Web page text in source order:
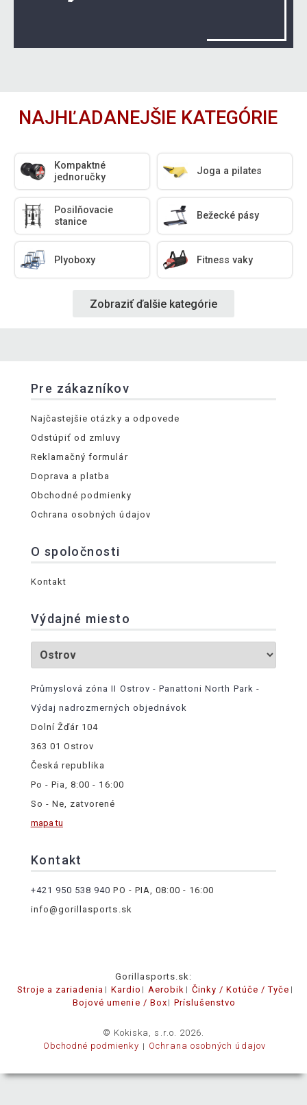
NAJHĽADANEJŠIE KATEGÓRIE
Kompaktné
jednoručky
Joga a pilates
Posilňovacie
stanice
Bežecké pásy
Plyoboxy Fitness vaky
Zobraziť ďalšie kategórie
Pre zákazníkov
Najčastejšie otázky a odpovede
Odstúpiť od zmluvy
Reklamačný formulár
Doprava a platba
Obchodné podmienky
Ochrana osobných údajov
O spoločnosti
Kontakt
Výdajné miesto
Průmyslová zóna II Ostrov - Panattoni North Park -
Výdaj nadrozmerných objednávok
Dolní Žďár 104
363 01 Ostrov
Česká republika
Po - Pia, 8:00 - 16:00
So - Ne, zatvorené
mapa tu
Kontakt
+421 950 538 940 PO - PIA, 08:00 - 16:00
info@gorillasports.sk
Gorillasports.sk:
Stroje a zariadenia
Kardio Aerobik
Činky / Kotúče / Tyče
Bojové umenie / Box
Príslušenstvo
© Kokiska, s.r.o. 2026.
Obchodné podmienky
Ochrana osobných údajov